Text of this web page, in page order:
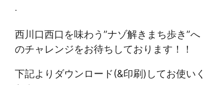
.
西川口西口を味わう”ナゾ解きまち歩き”へ
のチャレンジをお待ちしております！！
下記よりダウンロード(&印刷)してお使いく